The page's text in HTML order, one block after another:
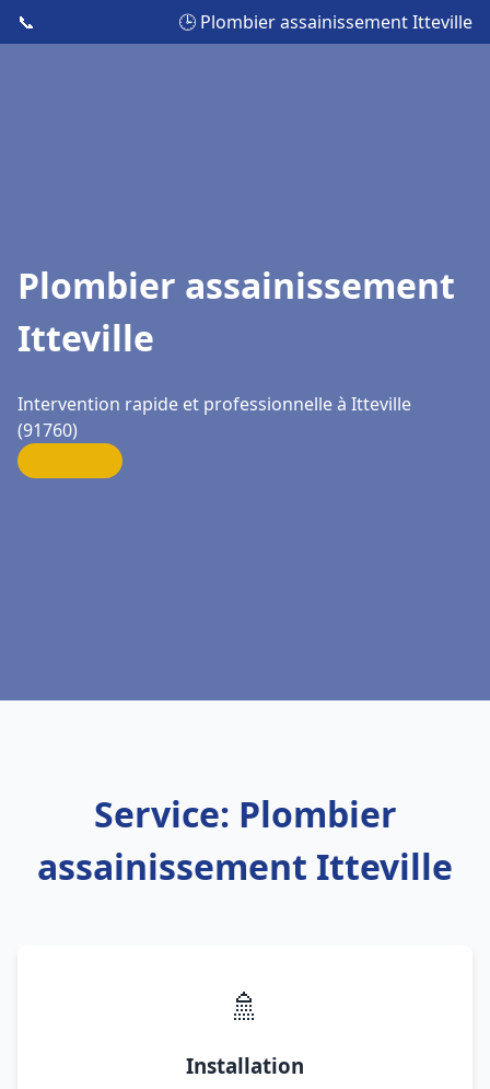
📞 🕒 Plombier assainissement Itteville
Plombier assainissement
Itteville
Intervention rapide et professionnelle à Itteville
(91760)
Service: Plombier
assainissement Itteville
🚿
Installation